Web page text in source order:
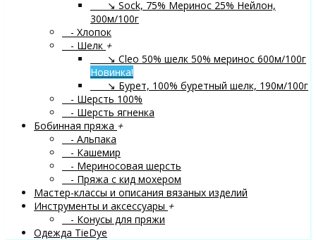
↘ Sock, 75% Меринос 25% Нейлон,
300м/100г
- Хлопок
- Шелк +
↘ Cleo 50% шелк 50% меринос 600м/100г
Новинка!
↘ Бурет, 100% буретный шелк, 190м/100г
- Шерсть 100%
- Шерсть ягненка
Бобинная пряжа +
- Альпака
- Кашемир
- Мериносовая шерсть
- Пряжа с кид мохером
Мастер-классы и описания вязаных изделий
Инструменты и аксессуары +
- Конусы для пряжи
Одежда TieDye